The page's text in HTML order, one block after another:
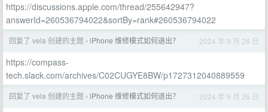
https://discussions.apple.com/thread/255642947?
answerId=260536794022&sortBy=rank#260536794022
回复了 vela 创建的主题 › iPhone 维修模式如何退出？ 2024 年 9 月 26 日
https://compass-
tech.slack.com/archives/C02CUGYE8BW/p1727312040889559
回复了 vela 创建的主题 › iPhone 维修模式如何退出？ 2024 年 9 月 26 日